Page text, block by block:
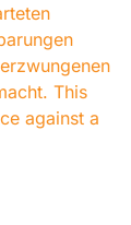
This
against a